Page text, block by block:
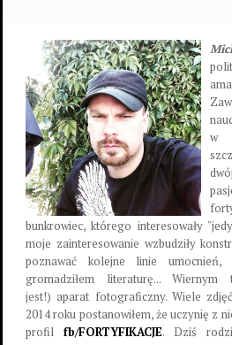
w
bunkrowiec, którego interesowały
moje zainteresowanie wzbudziły
poznawać kolejne linie umocnień,
gromadziłem literaturę...
jest!) aparat fotograficzny. Wiele
2014 roku postanowiłem, że uczynię z
profil fb/FORTYFIKACJE. Dziś